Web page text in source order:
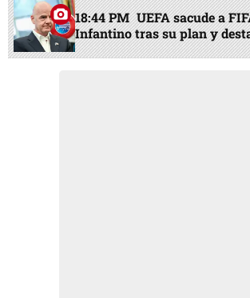
18:44 PM UEFA sacude a
Infantino tras su plan y